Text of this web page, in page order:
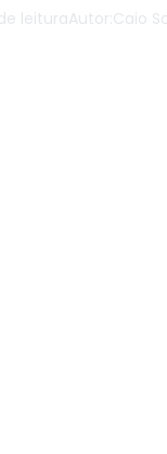
leituraAutor: Caio